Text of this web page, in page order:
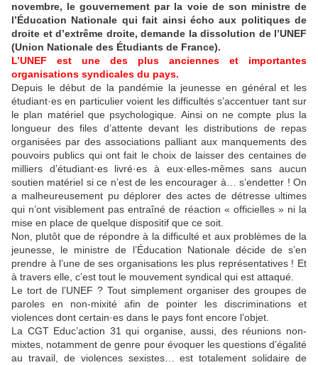
novembre, le gouvernement par la voie de son ministre de
l’Éducation Nationale qui fait ainsi écho aux politiques de
droite et d’extrême droite, demande la dissolution de l’UNEF
(Union Nationale des Étudiants de France).
L’UNEF est une des plus anciennes et importantes
organisations syndicales du pays.
Depuis le début de la pandémie la jeunesse en général et les
étudiant·es en particulier voient les difficultés s’accentuer tant sur
le plan matériel que psychologique. Ainsi on ne compte plus la
longueur des files d’attente devant les distributions de repas
organisées par des associations palliant aux manquements des
pouvoirs publics qui ont fait le choix de laisser des centaines de
milliers d’étudiant·es livré·es à eux·elles-mêmes sans aucun
soutien matériel si ce n’est de les encourager à… s’endetter ! On
a malheureusement pu déplorer des actes de détresse ultimes
qui n’ont visiblement pas entraîné de réaction « officielles » ni la
mise en place de quelque dispositif que ce soit.
Non, plutôt que de répondre à la difficulté et aux problèmes de la
jeunesse, le ministre de l’Éducation Nationale décide de s’en
prendre à l’une de ses organisations les plus représentatives ! Et
à travers elle, c’est tout le mouvement syndical qui est attaqué.
Le tort de l’UNEF ? Tout simplement organiser des groupes de
paroles en non-mixité afin de pointer les discriminations et
violences dont certain·es dans le pays font encore l’objet.
La CGT Educ’action 31 qui organise, aussi, des réunions non-
mixtes, notamment de genre pour évoquer les questions d’égalité
au travail, de violences sexistes… est totalement solidaire de